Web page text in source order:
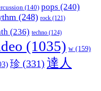
(140) pops (240)
(248) rock (121)
(236) techno (124)
(1035) w (159)
珍 (331) 達人